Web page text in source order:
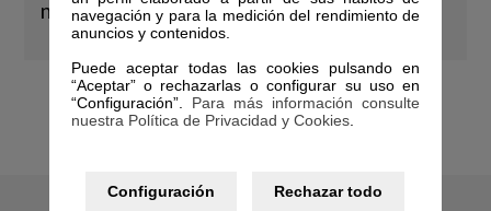
navegación y para la medición del rendimiento de
anuncios y contenidos.
Puede aceptar todas las cookies pulsando en
“Aceptar” o rechazarlas o configurar su uso en
“Configuración”. Para más información consulte
nuestra Política de Privacidad y Cookies.
Configuración Rechazar todo
nuestro Spa!
Green River Spa